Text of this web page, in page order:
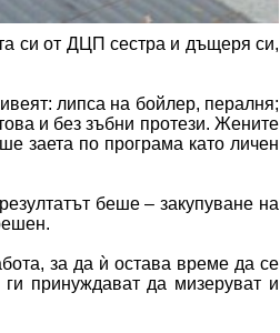
си от ДЦП сестра и дъщеря си,
липса на бойлер, пералня;
и без зъбни протези. Жените
заета по програма като личен
беше – закупуване на
за да ѝ остава време да се
принуждават да мизеруват и